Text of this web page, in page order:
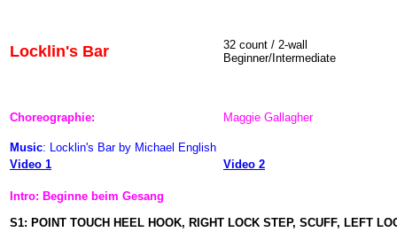
Locklin's Bar
32 count / 2-wall
Beginner/Intermediate
Choreographie: Maggie Gallagher
Music: Locklin's Bar by Michael English
Video 1
Video 2
Intro: Beginne beim Gesang
S1: POINT TOUCH HEEL HOOK, RIGHT LOCK STEP, SCUFF, LEFT